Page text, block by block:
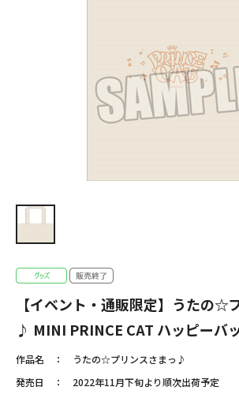
【イベント・通販限定】うたの☆
♪ MINI PRINCE CAT ハッピーバ
作品名
うたの☆プリンスさまっ♪
発売日
2022年11月下旬より順次出荷予定